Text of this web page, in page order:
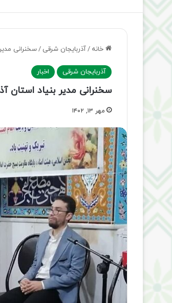
خانه /آذربایجان شرقی /سخنرانی
آذربایجان شرقی اخبار
سخنرانی مدیر بنیاد استان
مهر ۱۳, ۱۴۰۲